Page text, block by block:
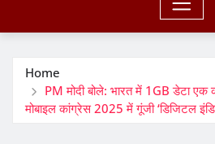
Home
PM मोदी बोले: भारत में 1GB डेटा एक
मोबाइल कांग्रेस 2025 में गूंजी ‘डिजिटल